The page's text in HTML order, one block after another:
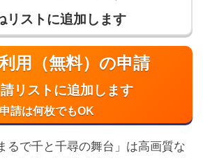
リストに追加します
用（無料）の申請
リストに追加します
申請は何枚でもOK
るで千と千尋の舞台」は高画質な